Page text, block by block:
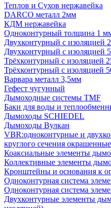
Теплов и Сухов нержавейка
DARCO металл 2мм
КДМ нержавейка
Одноконтурный толщина 1
Двухконтурный с изоляцией
Двухконтурный с изоляцией
Трёхконтурный с изоляцией
Трёхконтурный с изоляцией
Варвара металл 3,5мм
Гефест чугунный
Дымоходные системы TMF
Баки для воды и
Дымоходы SCHIEDEL
Дымоходы Вулкан
VBR:одноконтурные и
круглого сечения окрашенные
Коаксиальные элементы
Коллективные элементы
Кронштейны и основания к
Одноконтурная система
Одноконтурная система
Двухконтурные элементы